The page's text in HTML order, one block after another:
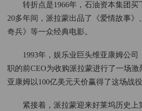
转折点是1966年，石油资本集团买
20多年间，派拉蒙出品了《爱情故事》
奇兵》等一众经典电影。
1993年，娱乐业巨头维亚康姆公司
职的前CEO为收购派拉蒙进行了一场激
亚康姆以100亿美元天价赢得了这场战役
紧接着，派拉蒙迎来好莱坞历史上